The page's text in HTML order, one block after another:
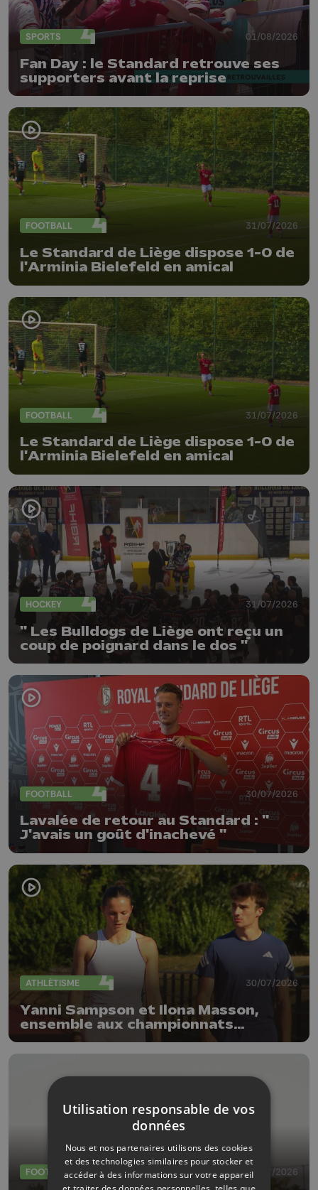
SPORTS 01/08/2026
Fan Day : le Standard retrouve ses
supporters avant la reprise
FOOTBALL 31/07/2026
Le Standard de Liège dispose 1-0 de
l'Arminia Bielefeld en amical
FOOTBALL 31/07/2026
Le Standard de Liège dispose 1-0 de
l'Arminia Bielefeld en amical
HOCKEY 31/07/2026
" Les Bulldogs de Liège ont reçu un
coup de poignard dans le dos "
FOOTBALL 30/07/2026
Lavalée de retour au Standard : "
J'avais un goût d'inachevé "
ATHLÉTISME 30/07/2026
Yanni Sampson et Ilona Masson,
ensemble aux championnats
d'Europe d'athlétisme
FOOTBALL 30/07/2026
Utilisation responsable de vos
données
Nous et nos partenaires utilisons des cookies
et des technologies similaires pour stocker et
accéder à des informations sur votre appareil